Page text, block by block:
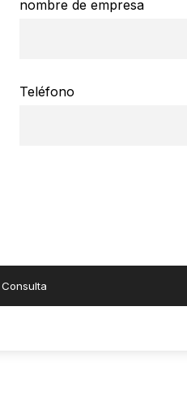
nombre de empresa
Teléfono